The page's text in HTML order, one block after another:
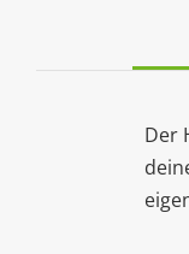
Der